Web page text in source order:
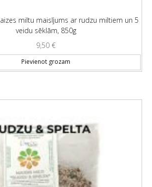
miltu maisījums ar rudzu miltiem un 5
veidu sēklām, 850g
9,50 €
Pievienot grozam